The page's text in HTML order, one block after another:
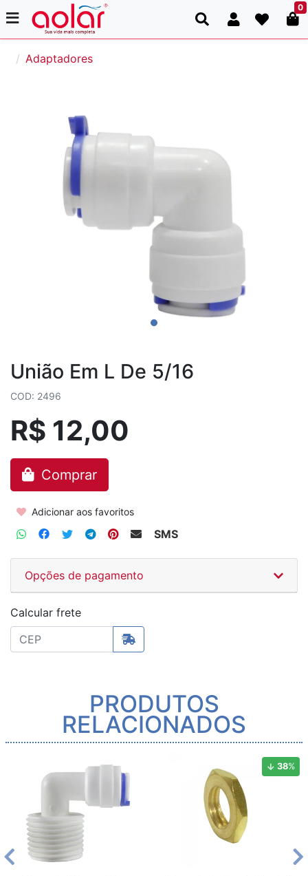
0
Adaptadores
União Em L De 5/16
COD: 2496
R$ 12,00
Comprar
Adicionar aos favoritos
SMS
Opções de pagamento
Calcular frete
PRODUTOS
RELACIONADOS
38%